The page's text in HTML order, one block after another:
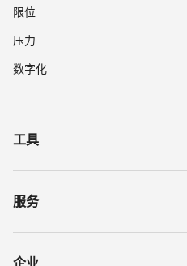
限位
压力
数字化
工具
下载
通过序列号搜索仪表
DTM Collection/PACTware
服务
寄回仪表
讲座